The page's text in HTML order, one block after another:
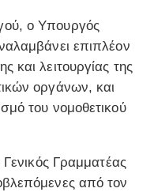
ο Υπουργός
επιπλέον
και λειτουργίας της
οργάνων, και
του νομοθετικού
Γενικός Γραμματέας
από τον